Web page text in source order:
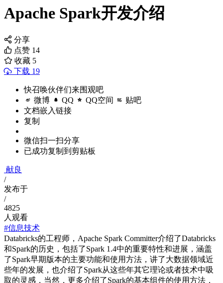
Apache Spark开发介绍
分享
点赞 14
收藏 5
下载 19
快召唤伙伴们来围观吧
微博 QQ QQ空间 贴吧
文档嵌入链接
复制
微信扫一扫分享
已成功复制到剪贴板
献良
/
发布于
/
4825
人观看
#信息技术
Databricks的工程师，Apache Spark Committer介绍了Databricks
和Spark的历史，包括了Spark 1.4中的重要特性和进展，涵盖
了Spark早期版本的主要功能和使用方法，讲了大数据领域近
些年的发展，也介绍了Spark从这些年其它理论或者技术中吸
取的灵感，当然，更多介绍了Spark的基本组件的使用方法，